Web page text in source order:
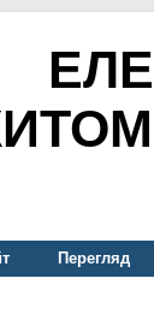
Перегляд